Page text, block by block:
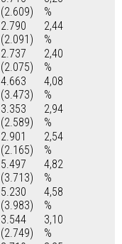
(2.609)
%
2.790
(2.091)
2,44
%
2.737
(2.075)
2,40
%
4.663
(3.473)
4,08
%
3.353
(2.589)
2,94
%
2.901
(2.165)
2,54
%
5.497
(3.713)
4,82
%
5.230
(3.983)
4,58
%
3.544
(2.749)
3,10
%